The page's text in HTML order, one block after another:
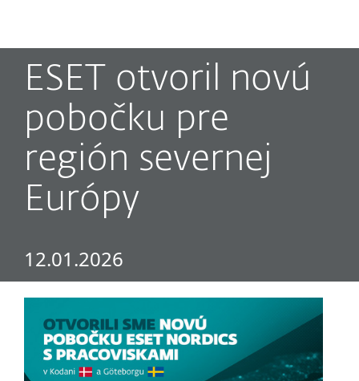
ESET otvoril novú
pobočku pre
región severnej
Európy
12.01.2026